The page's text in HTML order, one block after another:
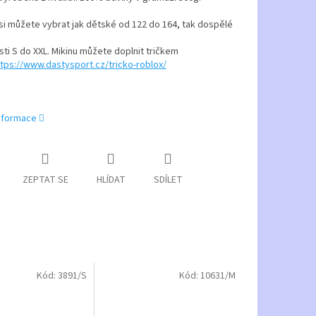
můžete vybrat jak dětské od 122 do 164, tak dospělé
S do XXL. Mikinu můžete doplnit tričkem
www.dastysport.cz/tricko-roblox/
ZEPTAT SE HLÍDAT SDÍLET
Kód:3891/S Kód: 10631/M